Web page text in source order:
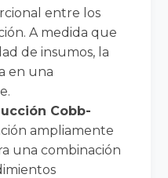
entre los
A medida que
de insumos, la
en una
Cobb-
ampliamente
una combinación